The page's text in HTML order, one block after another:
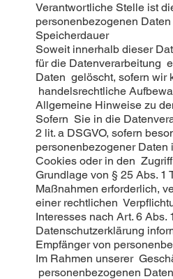
Verantwortliche Stelle ist
personenbezogenen
Speicherdauer
Soweit innerhalb dieser
für die Datenverarbeitung
Daten gelöscht, sofern wir
handelsrechtliche
Allgemeine Hinweise zu
Sofern Sie in die
2 lit. a DSGVO, sofern
personenbezogener
Cookies oder in den
Grundlage von § 25 Abs.
Maßnahmen erforderlich,
einer rechtlichen
Interesses nach Art. 6
Datenschutzerklärung
Empfänger von
Im Rahmen unserer
personenbezogenen